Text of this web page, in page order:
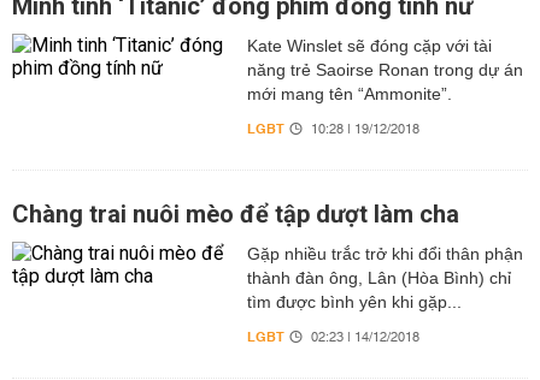
Minh tinh ‘Titanic’ đóng phim đồng tính nữ
Kate Winslet sẽ đóng cặp với tài
năng trẻ Saoirse Ronan trong dự án
mới mang tên “Ammonite”.
LGBT 10:28 | 19/12/2018
Chàng trai nuôi mèo để tập dượt làm cha
Gặp nhiều trắc trở khi đổi thân phận
thành đàn ông, Lân (Hòa Bình) chỉ
tìm được bình yên khi gặp...
LGBT 02:23 | 14/12/2018